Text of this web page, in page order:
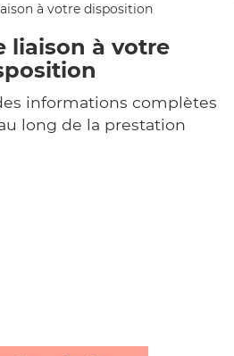
liaison à votre
informations complètes
long de la prestation